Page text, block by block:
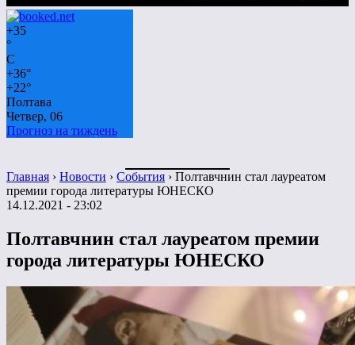
+35
°
C
+36°
+22°
Полтава
Четвер, 06
Прогноз на тиждень
Главная › Новости › События › Полтавчнин стал лауреатом
премии города литературы ЮНЕСКО
14.12.2021 - 23:02
Полтавчнин стал лауреатом премии
города литературы ЮНЕСКО